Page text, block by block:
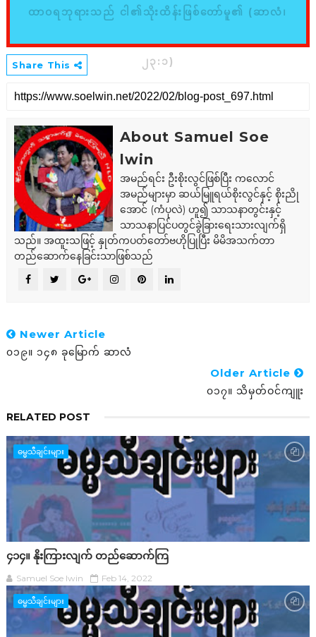
ထာဝရဘုရားသည် ငါ၏သိုးထိန်းဖြစ်တော်မူ၏ (ဆာလံ၊
၂၃:၁)
Share This
About Samuel Soe
lwin
အမည်ရင်း ဦးစိုးလွင်ဖြစ်ပြီး ကလောင်
အမည်များမှာ ဆယ်မြူရယ်စိုးလွင်နှင့် စိုးညို
အောင် (ကံပုလဲ) ဟူ၍ သာသနာတွင်းနှင့်
သာသနာပြင်ပတွင်ခွဲခြားရေးသားလျက်ရှိ
သည်။ အထူးသဖြင့် နှုတ်ကပတ်တော်ဗဟိုပြုပြီး မိမိအသက်တာ
တည်ဆောက်နေခြင်းသာဖြစ်သည်
Newer Article
၀၁၉။ ၁၄၈ ခုမြောက် ဆာလံ
Older Article
၀၁၇။ သိမှတ်ဝင်ကျူး
RELATED POST
ဓမ္မသီချင်းများ
၄၁၄။ နိုးကြားလျက် တည်ဆောက်ကြ
Samuel Soe lwin Feb 14, 2022
ဓမ္မသီချင်းများ